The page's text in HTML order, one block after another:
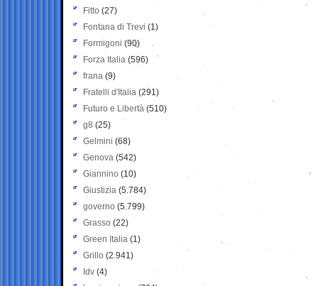
Fitto (27)
Fontana di Trevi (1)
Formigoni (90)
Forza Italia (596)
frana (9)
Fratelli d'Italia (291)
Futuro e Libertà (510)
g8 (25)
Gelmini (68)
Genova (542)
Giannino (10)
Giustizia (5.784)
governo (5.799)
Grasso (22)
Green Italia (1)
Grillo (2.941)
Idv (4)